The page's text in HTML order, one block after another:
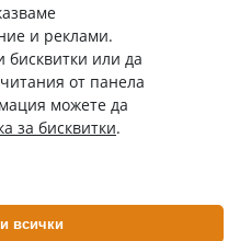
за лични данни.
„Ванчева“
онлайн аптека от
и реклами.
или да
от панела
можете да
за бисквитки.
всички